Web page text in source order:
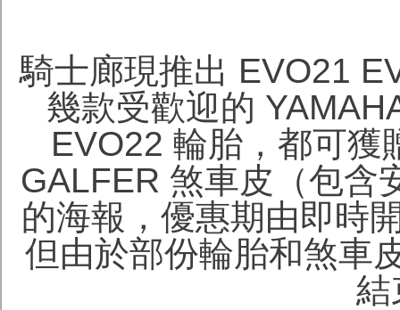
騎士廊現推出 EVO21
幾款受歡迎的
EVO22 輪胎，都可獲
GALFER 煞車皮（包含
的海報，優惠期由即時
但由於部份輪胎和煞車
結